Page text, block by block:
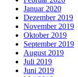
Januar 2020
Dezember 2019
November 2019
Oktober 2019
September 2019
August 2019
Juli 2019
Juni 2019